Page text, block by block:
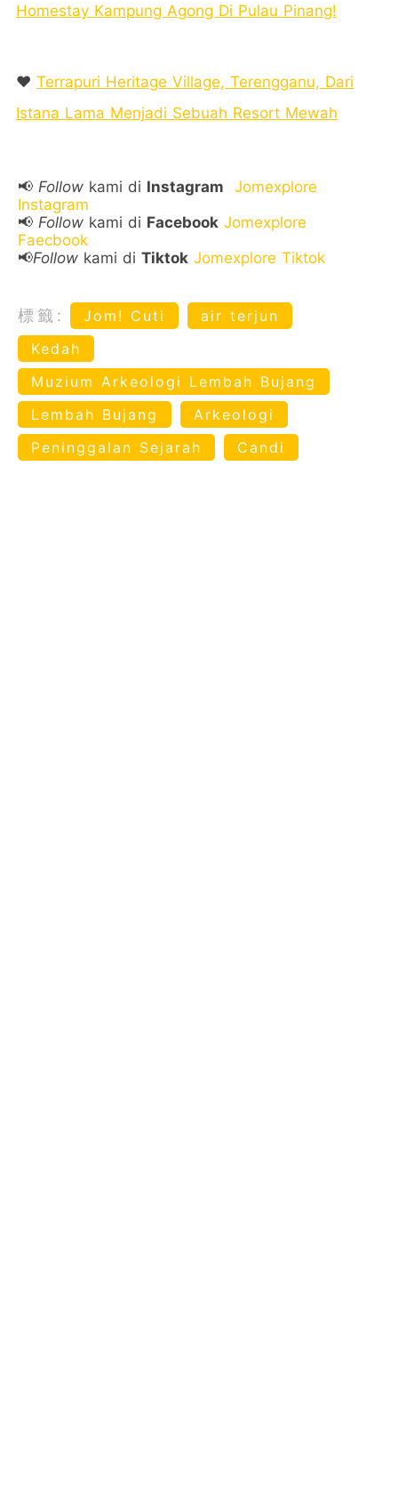
Homestay Kampung Agong Di Pulau Pinang!
❤️ Terrapuri Heritage Village, Terengganu, Dari
Istana Lama Menjadi Sebuah Resort Mewah
📢 Follow kami di Instagram
Jomexplore
Instagram
📢 Follow kami di Facebook Jomexplore
Faecbook
📢Follow kami di Tiktok Jomexplore Tiktok
標籤: Jom! Cuti
air terjun
Kedah
Muzium Arkeologi Lembah Bujang
Lembah Bujang
Arkeologi
Peninggalan Sejarah
Candi